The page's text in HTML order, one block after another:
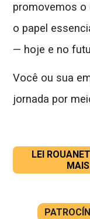
promovemos o
o papel
— hoje e no
Você ou sua
jornada por
LEI
MAIS